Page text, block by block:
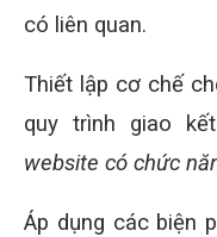
có liên quan.
Thiết lập cơ chế
quy trình giao
website có chức
Áp dụng các biện